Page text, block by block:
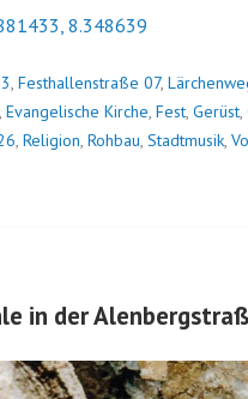
8.348639
, Festhallenstraße 07,
, Evangelische Kirche, Fest, Gerüst,
, Religion, Rohbau, Stadtmusik,
in der